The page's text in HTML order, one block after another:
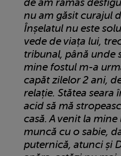
nu am găsit curajul
Înșelatul nu este
vede de viața lui,
tribunal, până unde
mine fostul m-a
capăt zilelor 2 ani,
relație. Stătea seara
acid să mă
casă. A venit la
muncă cu o sabie,
puternică, atunci și